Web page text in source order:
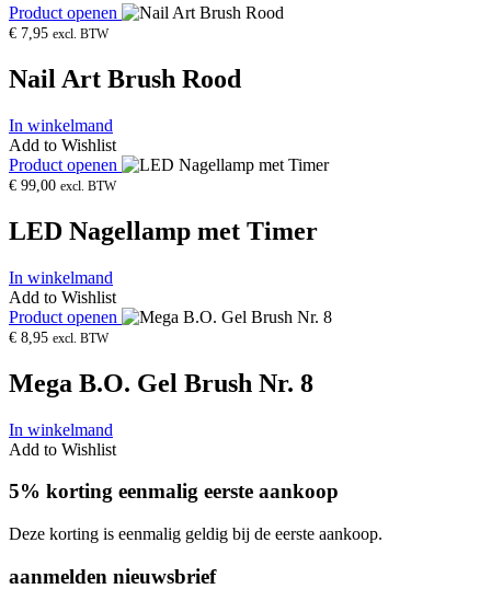
Product openen
€ 7,95 excl. BTW
Nail Art Brush Rood
In winkelmand
Add to Wishlist
Product openen
€ 99,00 excl. BTW
LED Nagellamp met Timer
In winkelmand
Add to Wishlist
Product openen
€ 8,95 excl. BTW
Mega B.O. Gel Brush Nr. 8
In winkelmand
Add to Wishlist
5% korting eenmalig eerste aankoop
Deze korting is eenmalig geldig bij de eerste aankoop.
aanmelden nieuwsbrief